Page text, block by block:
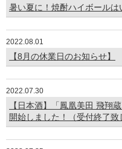
暑い夏に！焼酎ハイボールは
2022.08.01
【8月の休業日のお知らせ】
2022.07.30
【日本酒】「鳳凰美田 飛翔
開始しました！（受付終了致